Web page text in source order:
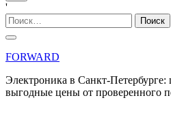
'
Найти:
FORWARD
Электроника в Санкт-
выгодные цены от проверенного